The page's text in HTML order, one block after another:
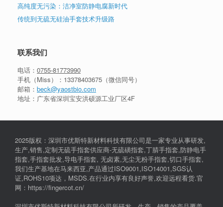
高纯度无污染：洁净室防静电腐新时代
传统到无硫无硅油手套技术升级路
联系我们
电话： 0755-81773990
手机（Miss）： 13378403675 （微信同号）
邮箱： beck@yaostbio.com
地址：广东省深圳宝安洪硕源工业厂区4F
2025版权：深圳市优斯特新材料科技有限公司是一家专业从事研发,
生产,销售,定制无硫手指套供应商-无硫磺指套,丁腈手指套,防静电手
指套,手指套批发,导电手指套, 无卤素,无尘无粉手指套,切口手指套,
我们生产基地在马来西亚,产品通过ISO9001,ISO14001,SGS认
证,ROHS10项达，MSDS.在行业内享有良好声誉,欢迎远程看货.官
网：https://fingercot.cn/